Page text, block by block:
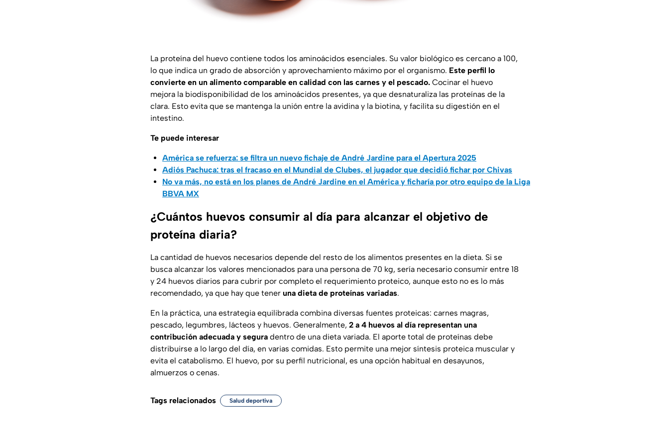
La proteína del huevo contiene todos los aminoácidos esenciales. Su valor biológico es cercano a 100,
lo que indica un grado de absorción y aprovechamiento máximo por el organismo. Este perfil lo
convierte en un alimento comparable en calidad con las carnes y el pescado. Cocinar el huevo
mejora la biodisponibilidad de los aminoácidos presentes, ya que desnaturaliza las proteínas de la
clara. Esto evita que se mantenga la unión entre la avidina y la biotina, y facilita su digestión en el
intestino.
Te puede interesar
América se refuerza: se filtra un nuevo fichaje de André Jardine para el Apertura 2025
Adiós Pachuca: tras el fracaso en el Mundial de Clubes, el jugador que decidió fichar por Chivas
No va más, no está en los planes de André Jardine en el América y ficharía por otro equipo de la Liga
BBVA MX
¿Cuántos huevos consumir al día para alcanzar el objetivo de
proteína diaria?
La cantidad de huevos necesarios depende del resto de los alimentos presentes en la dieta. Si se
busca alcanzar los valores mencionados para una persona de 70 kg, sería necesario consumir entre 18
y 24 huevos diarios para cubrir por completo el requerimiento proteico, aunque esto no es lo más
recomendado, ya que hay que tener una dieta de proteínas variadas.
En la práctica, una estrategia equilibrada combina diversas fuentes proteicas: carnes magras,
pescado, legumbres, lácteos y huevos. Generalmente, 2 a 4 huevos al día representan una
contribución adecuada y segura dentro de una dieta variada. El aporte total de proteínas debe
distribuirse a lo largo del día, en varias comidas. Esto permite una mejor síntesis proteica muscular y
evita el catabolismo. El huevo, por su perfil nutricional, es una opción habitual en desayunos,
almuerzos o cenas.
Tags relacionados Salud deportiva